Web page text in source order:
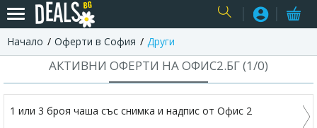
Начало Оферти в София Други
АКТИВНИ ОФЕРТИ НА ОФИС2.БГ (1/0)
1 или 3 броя чаша със снимка и надпис от Офис 2